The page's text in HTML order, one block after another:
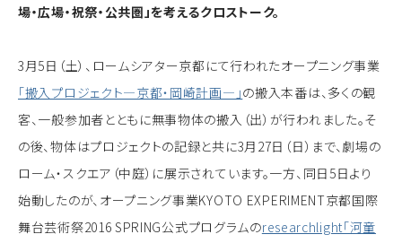
場・広場・祝祭・公共圏」を考えるクロストーク。
3月5日（土）、ロームシアター京都にて行われたオープニング事業
「搬入プロジェクト―京都・岡崎計画―」の搬入本番は、多くの観
客、一般参加者とともに無事物体の搬入（出）が行われました。そ
の後、物体はプロジェクトの記録と共に3月27日（日）まで、劇場の
ローム・スクエア（中庭）に展示されています。一方、同日5日より
始動したのが、オープニング事業KYOTO EXPERIMENT京都国際
舞台芸術祭2016 SPRING公式プログラムのresearchlight「河童